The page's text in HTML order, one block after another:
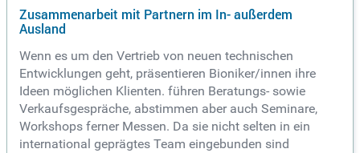
Zusammenarbeit mit Partnern im In- außerdem
Ausland
Wenn es um den Vertrieb von neuen technischen
Entwicklungen geht, präsentieren Bioniker/innen ihre
Ideen möglichen Klienten. führen Beratungs- sowie
Verkaufsgespräche, abstimmen aber auch Seminare,
Workshops ferner Messen. Da sie nicht selten in ein
international geprägtes Team eingebunden sind